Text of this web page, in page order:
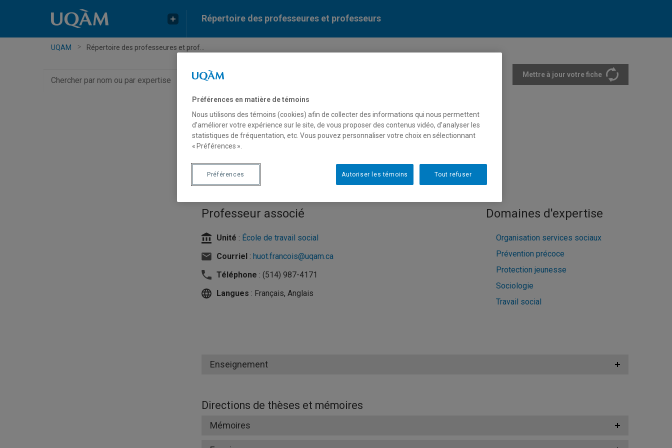
Répertoire des professeures et professeurs
UQAM Répertoire des professeures et prof...
par
Mettre à jour votre fiche
François Huot
Professeur associé
Unité : École de travail social
Courriel: huot.francois@uqam.ca
Téléphone : (514) 987-4171
Langues : Français, Anglais
Domaines d'expertise
Organisation services sociaux
Prévention précoce
Protection jeunesse
Sociologie
Travail social
Enseignement
Directions de thèses et mémoires
Mémoires
Préférences en matière de témoins
Nous utilisons des témoins (cookies) afin de collecter des informations qui nous permettent
d’améliorer votre expérience sur le site, de vous proposer des contenus vidéo, d’analyser les
statistiques de fréquentation, etc. Vous pouvez personnaliser votre choix en sélectionnant
« Préférences ».
Tout refuser
Autoriser les témoins
Préférences